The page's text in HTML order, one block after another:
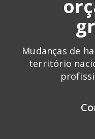
Mudanças de
território